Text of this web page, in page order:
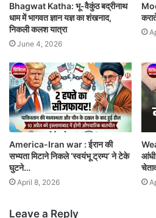
Bhagwat Katha: भू-वैकुंठ बद्रीनाथ
धाम में भागवत ज्ञान यज्ञ का शंखनाद,
निकली कलश यात्रा
June 4, 2026
America-Iran war : ईरान की
सभ्यता मिटाने निकले ‘स्वयंभू ट्रम्प’ ने टेके
घुटने…
April 8, 2026
Leave a Reply